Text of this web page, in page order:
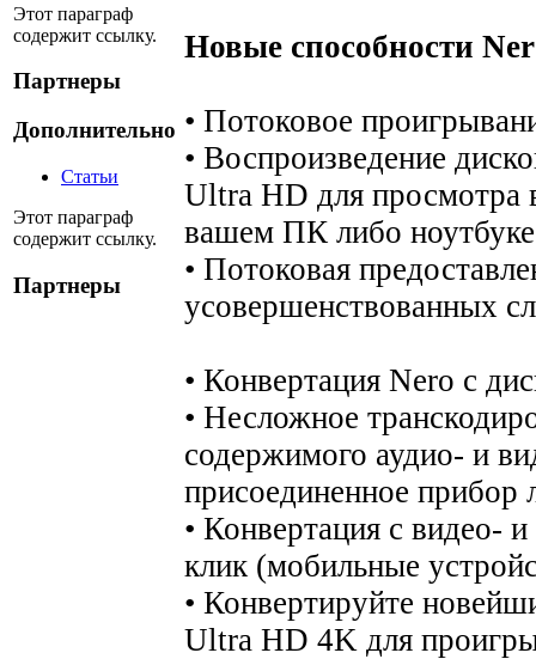
Этот параграф
содержит ссылку.
Партнеры
Дополнительно
Статьи
Этот параграф
содержит ссылку.
Партнеры
Новые способности
• Потоковое
• Воспроизведение
Ultra HD для просмотра
вашем ПК либо
• Потоковая
усовершенствованных
• Конвертация Nero с
• Несложное
содержимого аудио- и
присоединенное прибор
• Конвертация с видео-
клик (мобильные
• Конвертируйте
Ultra HD 4K для